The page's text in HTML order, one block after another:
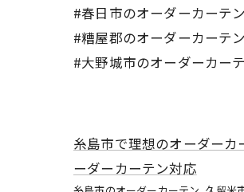
#春日市のオーダーカーテン
#糟屋郡のオーダーカーテン
#大野城市のオーダーカー
糸島市で理想のオーダーカ
ーダーカーテン対応